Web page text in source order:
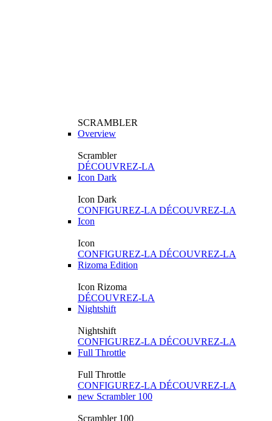
SCRAMBLER
Overview
Scrambler
DÉCOUVREZ-LA
Icon Dark
Icon Dark
CONFIGUREZ-LA DÉCOUVREZ-LA
Icon
Icon
CONFIGUREZ-LA DÉCOUVREZ-LA
Rizoma Edition
Icon Rizoma
DÉCOUVREZ-LA
Nightshift
Nightshift
CONFIGUREZ-LA DÉCOUVREZ-LA
Full Throttle
Full Throttle
CONFIGUREZ-LA DÉCOUVREZ-LA
new Scrambler 100
Scrambler 100